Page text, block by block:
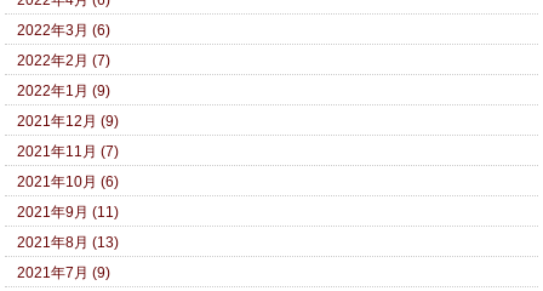
2022年3月 (6)
2022年2月 (7)
2022年1月 (9)
2021年12月 (9)
2021年11月 (7)
2021年10月 (6)
2021年9月 (11)
2021年8月 (13)
2021年7月 (9)